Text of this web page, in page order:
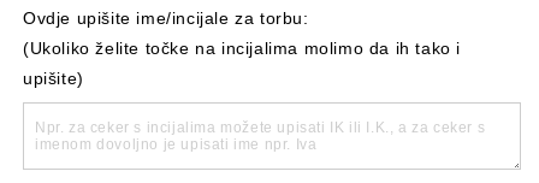
proizvoda
Juteni
ceker
personalizirani
proizvoda
Juteni
Ovdje upišite ime/incijale za torbu:
(Ukoliko želite točke na incijalima molimo da ih tako i
upišite)